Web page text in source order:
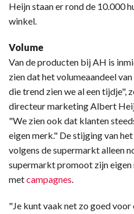
Heijn staan er rond de 10.000
winkel.
Volume
Van de producten bij AH is
zien dat het volumeaandeel
die trend zien we al een tijdje",
directeur marketing Albert
"We zien ook dat klanten
eigen merk." De stijging van
volgens de supermarkt alleen
supermarkt promoot zijn eigen
metcampagnes.
"Je kunt vaak net zo goed